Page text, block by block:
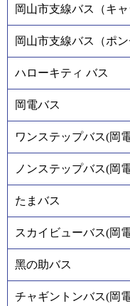
岡山市支線バス（キ
岡山市支線バス（ポン
ハローキティ バス
岡電バス
ワンステップバス(岡
ノンステップバス(岡
たまバス
スカイビューバス(岡
黑の助バス
チャギントンバス(岡